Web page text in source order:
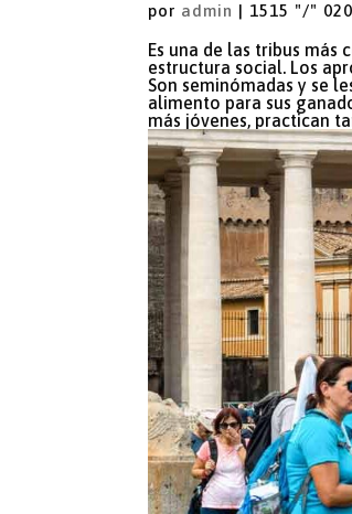
por admin | 1515 "/"
Es una de las tribus más
estructura social. Los
Son seminómadas y se
alimento para sus
más jóvenes, practican